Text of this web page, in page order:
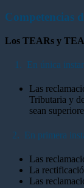
Competencias
Los TEARs y
1. En única
Las
Tributaria y
sean
2. En primera
Las
La
Las